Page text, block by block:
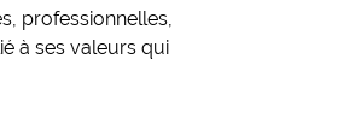
professionnelles,
à ses valeurs qui